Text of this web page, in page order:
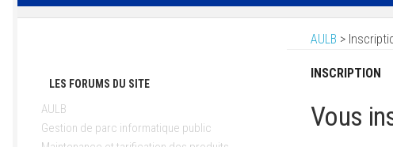
AULB >
INSCRIPTION
Vous
LES FORUMS DU SITE
AULB
Gestion de parc informatique public